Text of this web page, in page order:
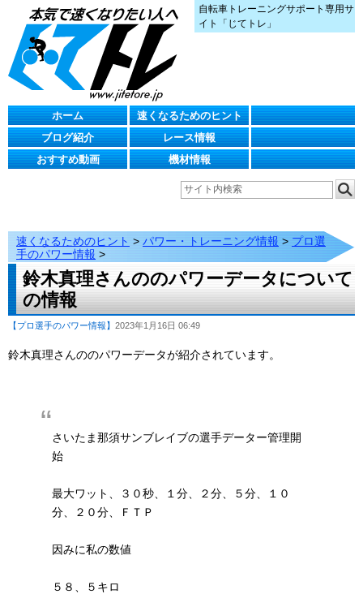
自転車トレーニングサポート専用サ
イト「じてトレ」
ホーム
速くなるためのヒント
ブログ紹介
レース情報
おすすめ動画
機材情報
速くなるためのヒント > パワー・トレーニング情報 > プロ選
手のパワー情報 >
鈴木真理さんののパワーデータについて
の情報
【プロ選手のパワー情報】 2023年1月16日 06:49
鈴木真理さんののパワーデータが紹介されています。
さいたま那須サンブレイブの選手データー管理開
始
最大ワット、３０秒、１分、２分、５分、１０
分、２０分、ＦＴＰ
因みに私の数値
５８、５キロ